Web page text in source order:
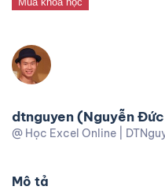
dtnguyen (Nguyễn
@ Học Excel Online |
Mô tả